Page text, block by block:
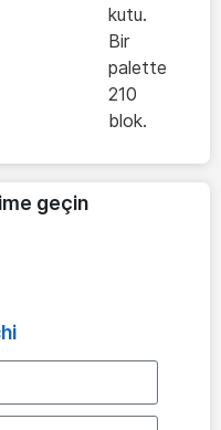
kutu.
Bir
palette
210
blok.
geçin